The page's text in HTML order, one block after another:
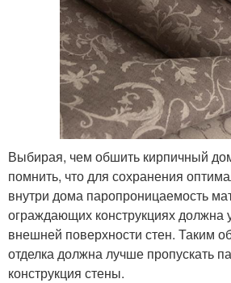
Выбирая, чем обшить кирпичный
помнить, что для сохранения
внутри дома паропроницаемость
ограждающих конструкциях должна
внешней поверхности стен. Таким
отделка должна лучше пропускать
конструкция стены.